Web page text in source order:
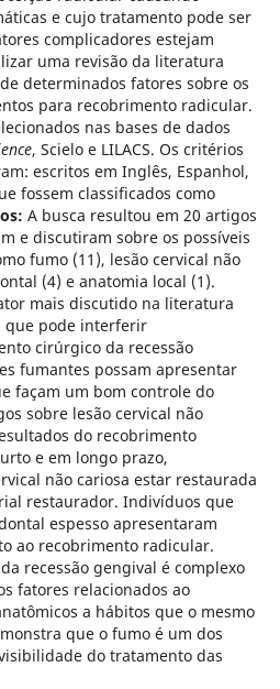
e cujo tratamento pode ser
complicadores estejam
uma revisão da literatura
determinados fatores sobre os
para recobrimento radicular.
nas bases de dados
, Scielo e LILACS. Os critérios
escritos em Inglês, Espanhol,
fossem classificados como
A busca resultou em 20 artigos
e discutiram sobre os possíveis
fumo (11), lesão cervical não
(4) e anatomia local (1).
mais discutido na literatura
que pode interferir
cirúrgico da recessão
fumantes possam apresentar
façam um bom controle do
sobre lesão cervical não
do recobrimento
e em longo prazo,
não cariosa estar restaurada
restaurador. Indivíduos que
espesso apresentaram
ao recobrimento radicular.
recessão gengival é complexo
fatores relacionados ao
a hábitos que o mesmo
que o fumo é um dos
do tratamento das